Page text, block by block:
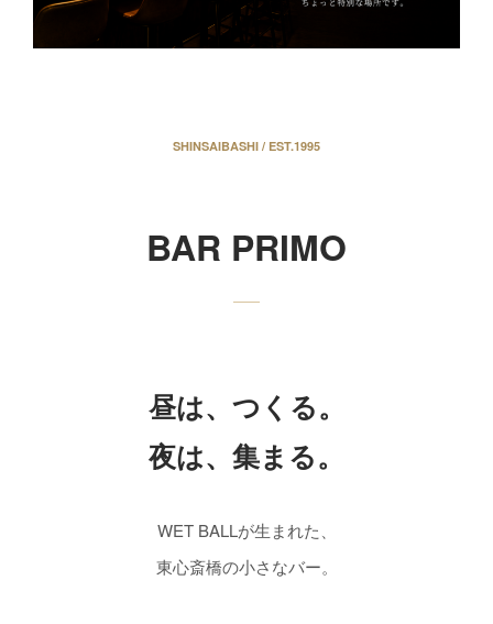
SHINSAIBASHI / EST.1995
BAR PRIMO
昼は、つくる。
夜は、集まる。
WET BALLが生まれた、
東心斎橋の小さなバー。